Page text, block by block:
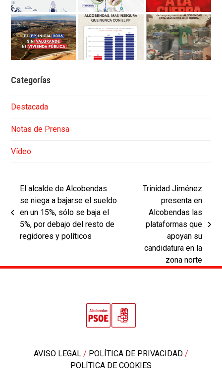
Categorías
Destacada
Notas de Prensa
Vídeo
previous
post:
El alcalde de Alcobendas
se niega a bajarse el sueldo
en un 15%, sólo se baja el
5%, por debajo del resto de
regidores y políticos
Trinidad Jiménez
presenta en
Alcobendas las
plataformas que
apoyan su
candidatura en la
zona norte
AVISO LEGAL / POLÍTICA DE PRIVACIDAD /
POLÍTICA DE COOKIES